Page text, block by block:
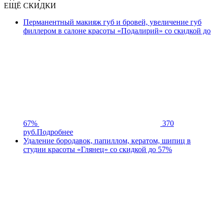
ЕЩЁ СКИДКИ
Перманентный макияж губ и бровей, увеличение губ
филлером в салоне красоты «Подалирий» со скидкой до
67%
370
руб.Подробнее
Удаление бородавок, папиллом, кератом, шипиц в
студии красоты «Глянец» со скидкой до 57%